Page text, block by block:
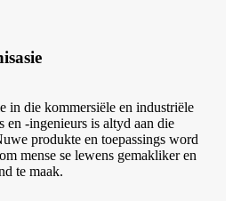
in die kommersiële en industriële
-ingenieurs is altyd aan die
produkte en toepassings word
mense se lewens gemakliker en
te maak.